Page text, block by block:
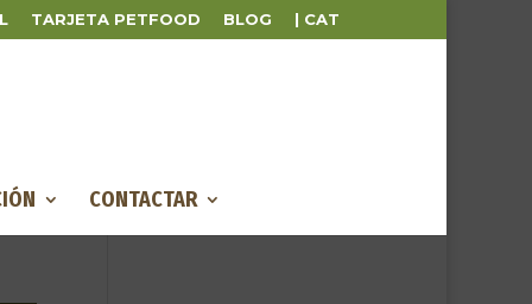
TARJETA PETFOOD BLOG | CAT
CONTACTAR